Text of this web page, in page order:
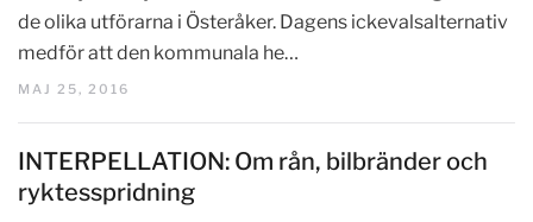
de olika utförarna i Österåker. Dagens ickevalsalternativ
medför att den kommunala he…
MAJ 25, 2016
INTERPELLATION: Om rån, bilbränder och
ryktesspridning